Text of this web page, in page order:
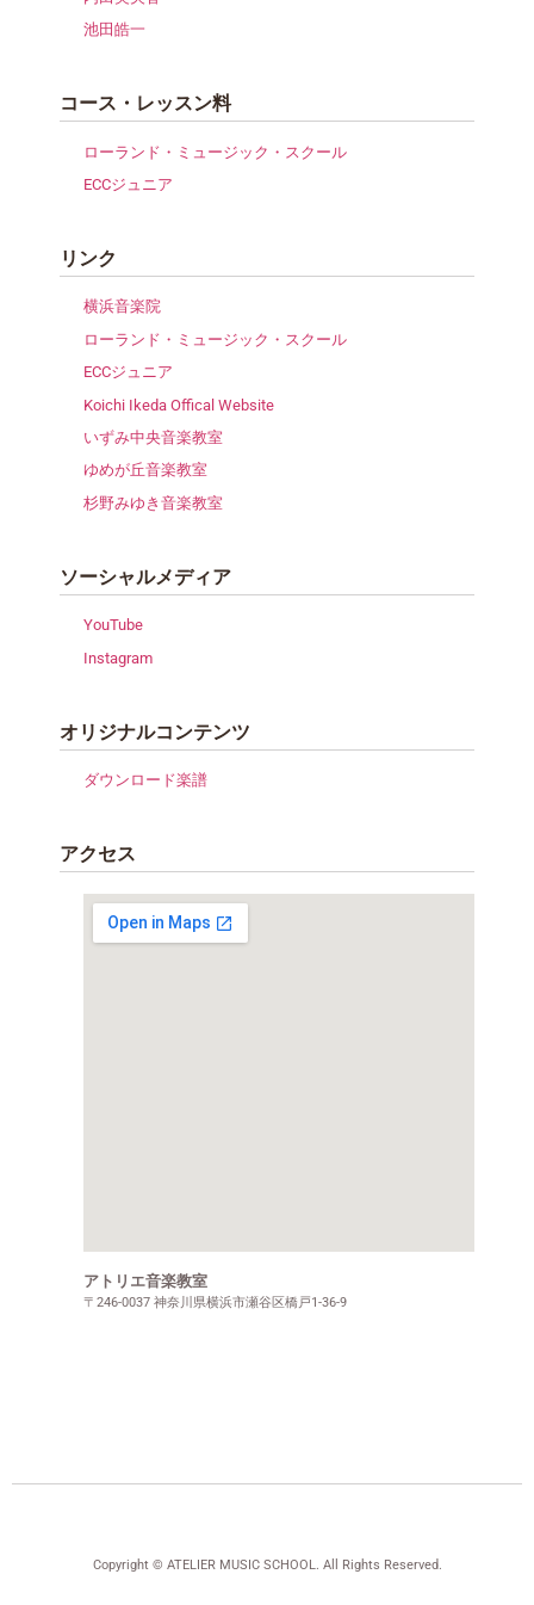
池田皓一
コース・レッスン料
ローランド・ミュージック・スクール
ECCジュニア
リンク
横浜音楽院
ローランド・ミュージック・スクール
ECCジュニア
Koichi Ikeda Offical Website
いずみ中央音楽教室
ゆめが丘音楽教室
杉野みゆき音楽教室
ソーシャルメディア
YouTube
Instagram
オリジナルコンテンツ
ダウンロード楽譜
アクセス
アトリエ音楽教室
〒246-0037 神奈川県横浜市瀬谷区橋戸1-36-9
Copyright © ATELIER MUSIC SCHOOL. All Rights Reserved.